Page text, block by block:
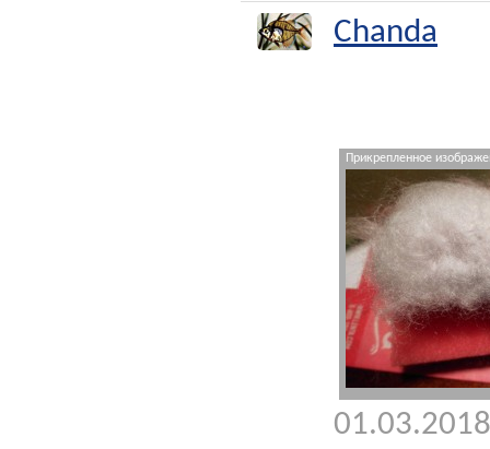
Chanda
Прикрепленное